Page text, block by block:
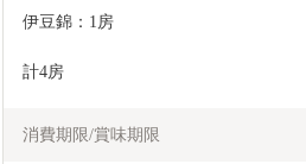
伊豆錦：1房
計4房
消費期限/賞味期限